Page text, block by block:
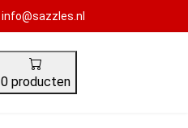
info@sazzles.nl
0 producten